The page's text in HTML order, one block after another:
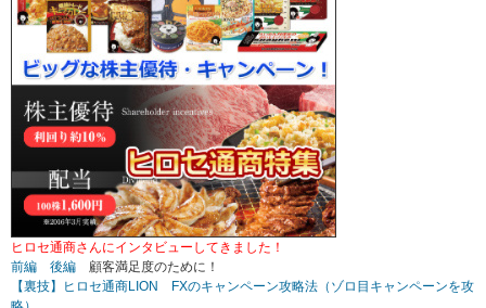
ヒロセ通商さんにインタビューしてきました！
前編
後編 顧客満足度のために！
【裏技】ヒロセ通商LION FXのキャンペーン攻略法（ゾロ目キャンペーンを攻